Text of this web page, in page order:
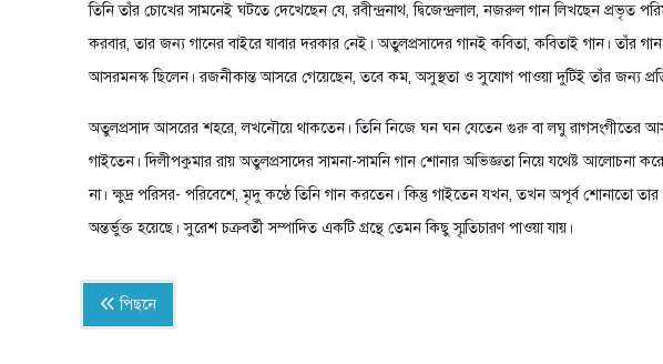
তিনি তাঁর চোখের সামনেই ঘটতে দেখেছেন যে, রবীন্দ্রনাথ, দ্বিজেন্দ্রলাল, নজরুল গান লিখছেন প্রভৃত
করবার, তার জন্য গানের বাইরে যাবার দরকার নেই। অতুলপ্রসাদের গানই কবিতা, কবিতাই গান। তাঁর
আসরমনস্ক ছিলেন। রজনীকান্ত আসরে গেয়েছেন, তবে কম, অসুস্থতা ও সুযোগ পাওয়া দুটিই তাঁর জন্য
অতুলপ্রসাদ আসরের শহরে, লখনৌয়ে থাকতেন। তিনি নিজে ঘন ঘন যেতেন গুরু বা লঘু রাগসংগীতের
গাইতেন। দিলীপকুমার রায় অতুলপ্রসাদের সামনা-সামনি গান শোনার অভিজ্ঞতা নিয়ে যথেষ্ট আলোচনা
না। ক্ষুদ্র পরিসর- পরিবেশে, মৃদু কণ্ঠে তিনি গান করতেন। কিন্তু গাইতেন যখন, তখন অপূর্ব শোনাতো
অন্তর্ভুক্ত হয়েছে। সুরেশ চক্রবর্তী সম্পাদিত একটি গ্রন্থে তেমন কিছু স্মৃতিচারণ পাওয়া যায়।
পিছনে